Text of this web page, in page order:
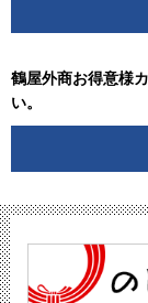
鶴屋外商お得意様
い。